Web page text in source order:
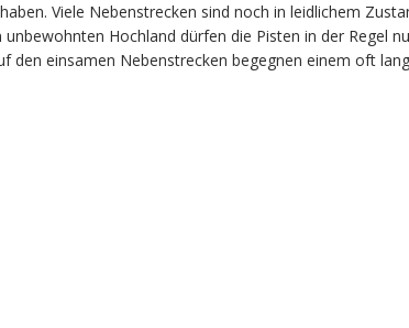
Viele Nebenstrecken sind noch in leidlichem
Hochland dürfen die Pisten in der Regel
den einsamen Nebenstrecken begegnen einem oft